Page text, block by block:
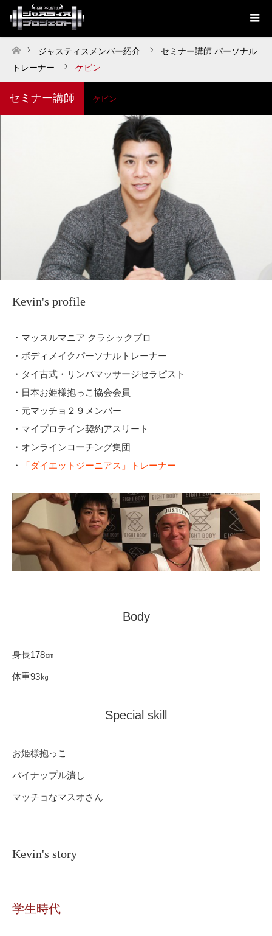
ホーム
ジャスティスメンバー紹介 セミナー講師 パーソナル
トレーナー
ケビン
セミナー講師 ケビン
Kevin's profile
・マッスルマニア クラシックプロ
・ボディメイクパーソナルトレーナー
・タイ古式・リンパマッサージセラピスト
・日本お姫様抱っこ協会会員
・元マッチョ２９メンバー
・マイプロテイン契約アスリート
・オンラインコーチング集団
・
「ダイエットジーニアス」トレーナー
Body
身長178㎝
体重93㎏
Special skill
お姫様抱っこ
パイナップル潰し
マッチョなマスオさん
Kevin's story
学生時代